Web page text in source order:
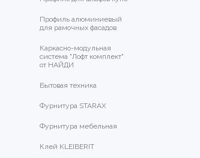
Профиль алюминиевый
для рамочных фасадов
Каркасно-модульная
система "Лофт комплект"
от НАЙДИ
Бытовая техника
Фурнитура STARAX
Фурнитура мебельная
Клей KLEIBERIT